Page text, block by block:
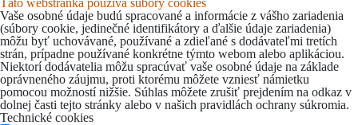
Vaše osobné údaje budú spracované a informácie z vášho zariadenia
(súbory cookie, jedinečné identifikátory a ďalšie údaje zariadenia)
môžu byť uchovávané, používané a zdieľané s dodávateľmi tretích
strán, prípadne používané konkrétne týmto webom alebo aplikáciou.
Niektorí dodávatelia môžu spracúvať vaše osobné údaje na základe
oprávneného záujmu, proti ktorému môžete vzniesť námietku
pomocou možností nižšie. Súhlas môžete zrušiť prejdením na odkaz v
dolnej časti tejto stránky alebo v našich pravidlách ochrany súkromia.
Technické cookies